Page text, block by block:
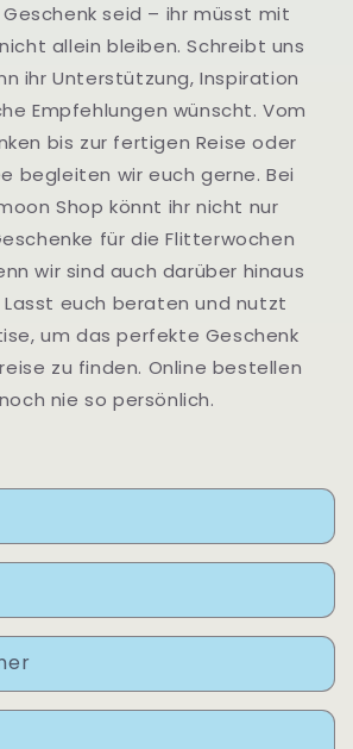
seid – ihr müsst mit
allein bleiben. Schreibt uns
ihr Unterstützung, Inspiration
Empfehlungen wünscht. Vom
bis zur fertigen Reise oder
begleiten wir euch gerne. Bei
Shop könnt ihr nicht nur
für die Flitterwochen
wir sind auch darüber hinaus
Lasst euch beraten und nutzt
um das perfekte Geschenk
zu finden. Online bestellen
nie so persönlich.